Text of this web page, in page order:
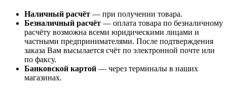
Наличный расчёт — при получении товара.
Безналичный расчёт — оплата товара по безналичному
расчёту возможна всеми юридическими лицами и
частными предпринимателями. После подтверждения
заказа Вам высылается счёт по электронной почте или
по факсу.
Банковской картой — через терминалы в наших
магазинах.